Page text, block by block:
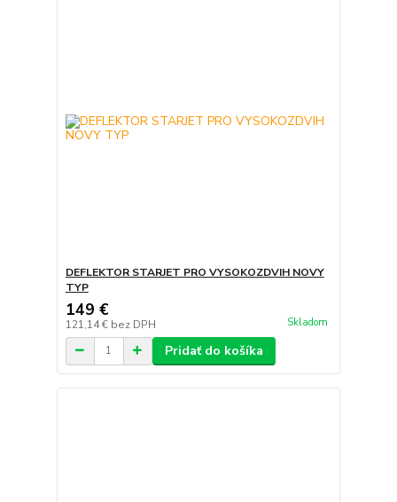
DEFLEKTOR STARJET PRO VYSOKOZDVIH NOVY
TYP
149 €
121,14 € bez DPH Skladom
Pridať do košíka